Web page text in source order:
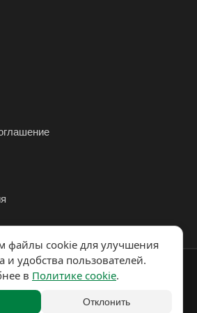
файлы cookie для улучшения
и удобства пользователей.
в Политике cookie.
Отклонить
Политика использования